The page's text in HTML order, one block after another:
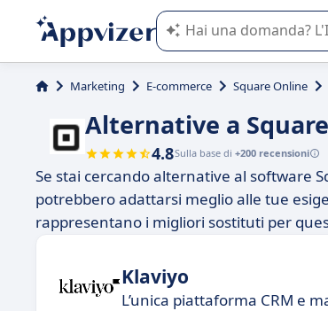
L'IA di Appvizer vi guida
Marketing E-commerce Square Online
Alternative a
4.8Sulla base di +200 recensioni
Se stai cercando alternative al software
potrebbero adattarsi meglio alle tue
rappresentano i migliori sostituti per
Klaviyo
L’unica piattaforma CRM e